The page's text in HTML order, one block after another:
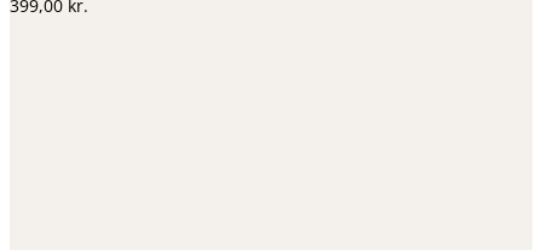
399,00 kr.